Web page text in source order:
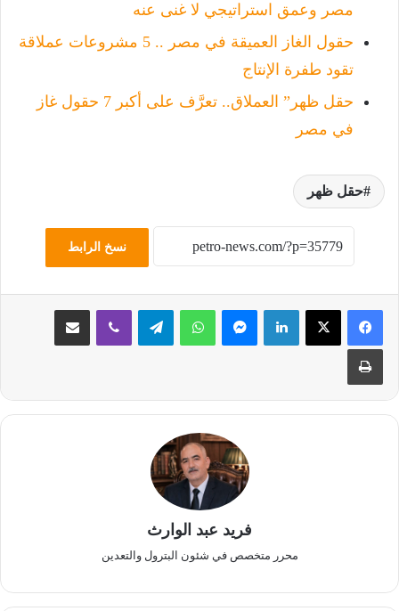
مصر وعمق استراتيجي لا غنى عنه
حقول الغاز العميقة في مصر .. 5 مشروعات عملاقة
تقود طفرة الإنتاج
حقل ظهر” العملاق.. تعرَّف على أكبر 7 حقول غاز
في مصر
حقل ظهر
نسخ الرابط
لينكدإن ماسنجر واتساب تيلقرام ڤايبر مشاركة عبر البريد
طباعة
فريد عبد الوارث
محرر متخصص في شئون البترول والتعدين